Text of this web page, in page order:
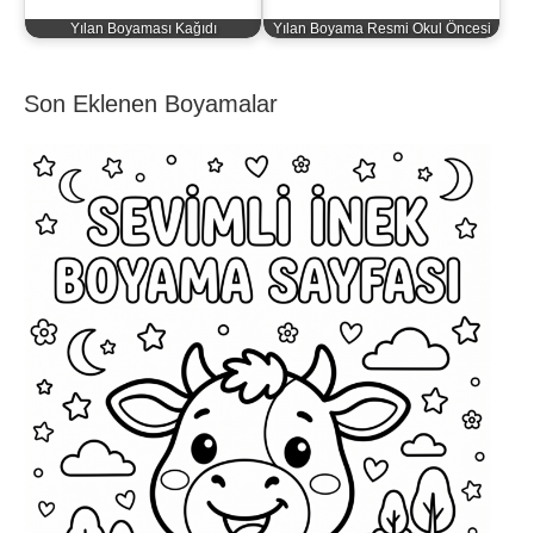
Yılan Boyaması Kağıdı Yılan Boyama Resmi Okul Öncesi
Son Eklenen Boyamalar